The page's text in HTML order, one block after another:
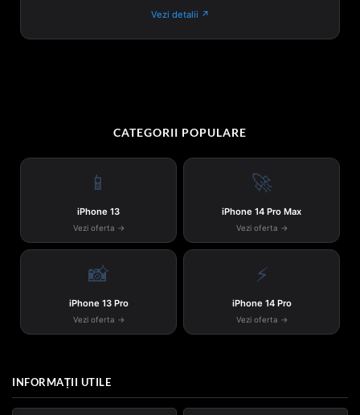
Vezi detalii ↗
CATEGORII POPULARE
📱
iPhone 13
Vezi oferta →
🚀
iPhone 14 Pro Max
Vezi oferta →
📸
iPhone 13 Pro
Vezi oferta →
⚡
iPhone 14 Pro
Vezi oferta →
INFORMAȚII UTILE